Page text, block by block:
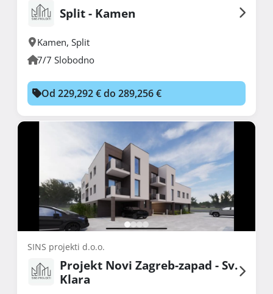
Split - Kamen
Kamen, Split
7/7 Slobodno
Od 229,292 € do 289,256 €
SINS projekti d.o.o.
Projekt Novi Zagreb-zapad - Sv.
Klara